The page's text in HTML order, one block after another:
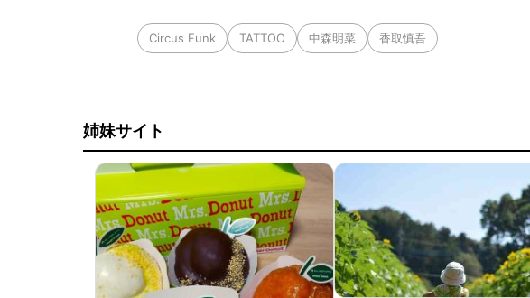
Circus Funk TATTOO 中森明菜 香取慎吾
姉妹サイト